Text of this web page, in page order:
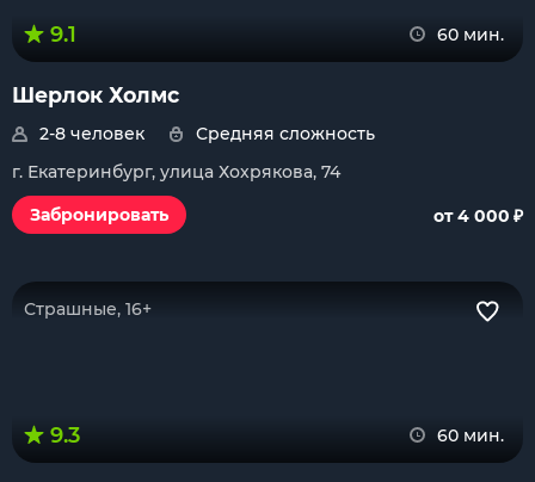
9.1 60 мин.
Шерлок Холмс
2-8 человек
Средняя сложность
г. Екатеринбург, улица Хохрякова, 74
Забронировать
от 4 000 ₽
Страшные, 16+
9.3 60 мин.